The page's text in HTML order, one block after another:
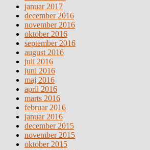
januar 2017
december 2016
november 2016
oktober 2016
september 2016
august 2016
juli 2016
juni 2016
maj 2016
april 2016
marts 2016
februar 2016
januar 2016
december 2015
november 2015
oktober 2015